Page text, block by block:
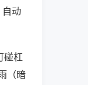
自动
碰杠
（暗